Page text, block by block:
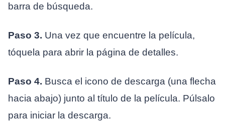
barra de búsqueda.
Paso 3. Una vez que encuentre la película,
tóquela para abrir la página de detalles.
Paso 4. Busca el icono de descarga (una flecha
hacia abajo) junto al título de la película. Púlsalo
para iniciar la descarga.